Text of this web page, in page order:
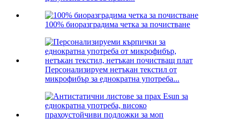
100% биоразградима четка за почистване
Персонализируем нетъкан текстил от
микрофибър за еднократна употреба...